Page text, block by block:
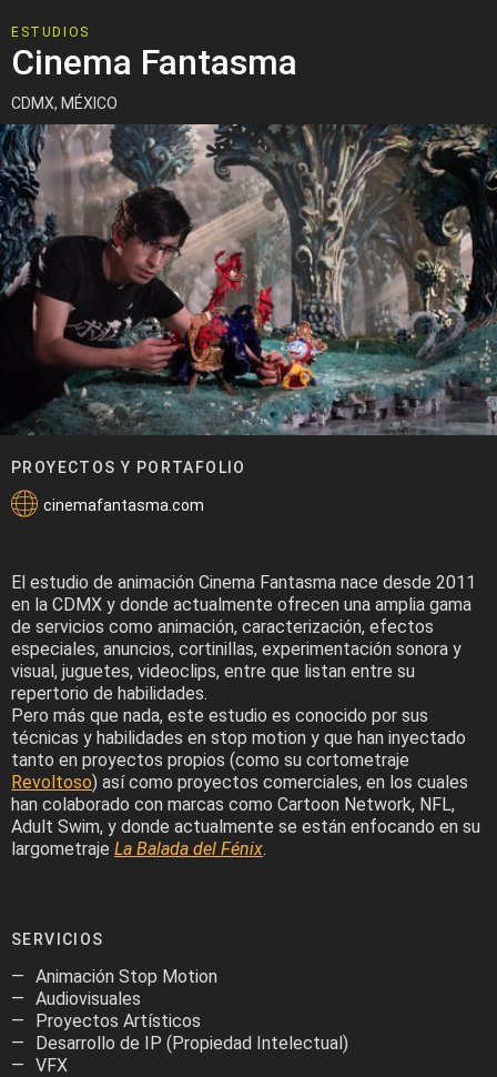
ESTUDIOS
Cinema Fantasma
CDMX, MÉXICO
PROYECTOS Y PORTAFOLIO
cinemafantasma.com
El estudio de animación Cinema Fantasma nace desde 2011
en la CDMX y donde actualmente ofrecen una amplia gama
de servicios como animación, caracterización, efectos
especiales, anuncios, cortinillas, experimentación sonora y
visual, juguetes, videoclips, entre que listan entre su
repertorio de habilidades.
Pero más que nada, este estudio es conocido por sus
técnicas y habilidades en stop motion y que han inyectado
tanto en proyectos propios (como su cortometraje
Revoltoso) así como proyectos comerciales, en los cuales
han colaborado con marcas como Cartoon Network, NFL,
Adult Swim, y donde actualmente se están enfocando en su
largometraje La Balada del Fénix.
SERVICIOS
Animación Stop Motion
Audiovisuales
Proyectos Artísticos
Desarrollo de IP (Propiedad Intelectual)
VFX